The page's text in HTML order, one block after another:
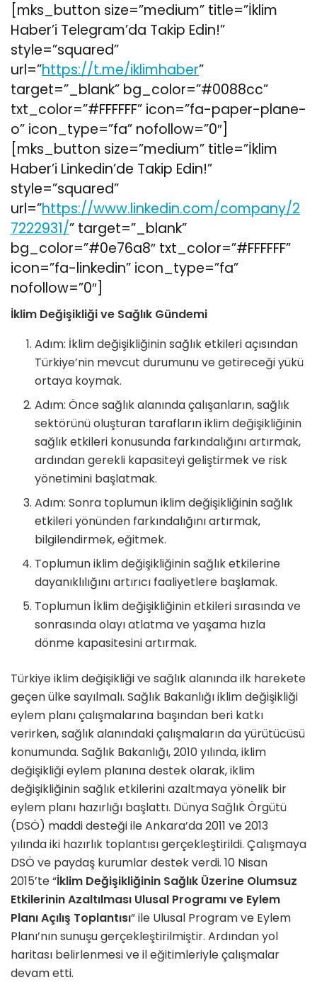
[mks_button size=”medium” title=”İklim
Haber’i Telegram’da Takip Edin!”
style=”squared”
url=”https://t.me/iklimhaber”
target=”_blank” bg_color=”#0088cc”
txt_color=”#FFFFFF” icon=”fa-paper-plane-
o” icon_type=”fa” nofollow=”0″]
[mks_button size=”medium” title=”İklim
Haber’i Linkedin’de Takip Edin!”
style=”squared”
url=”https://www.linkedin.com/company/2
7222931/” target=”_blank”
bg_color=”#0e76a8″ txt_color=”#FFFFFF”
icon=”fa-linkedin” icon_type=”fa”
nofollow=”0″]
İklim Değişikliği ve Sağlık Gündemi
Adım: İklim değişikliğinin sağlık etkileri açısından
Türkiye’nin mevcut durumunu ve getireceği yükü
ortaya koymak.
Adım: Önce sağlık alanında çalışanların, sağlık
sektörünü oluşturan tarafların iklim değişikliğinin
sağlık etkileri konusunda farkındalığını artırmak,
ardından gerekli kapasiteyi geliştirmek ve risk
yönetimini başlatmak.
Adım: Sonra toplumun iklim değişikliğinin sağlık
etkileri yönünden farkındalığını artırmak,
bilgilendirmek, eğitmek.
Toplumun iklim değişikliğinin sağlık etkilerine
dayanıklılığını artırıcı faaliyetlere başlamak.
Toplumun İklim değişikliğinin etkileri sırasında ve
sonrasında olayı atlatma ve yaşama hızla
dönme kapasitesini artırmak.
Türkiye iklim değişikliği ve sağlık alanında ilk harekete
geçen ülke sayılmalı. Sağlık Bakanlığı iklim değişikliği
eylem planı çalışmalarına başından beri katkı
verirken, sağlık alanındaki çalışmaların da yürütücüsü
konumunda. Sağlık Bakanlığı, 2010 yılında, iklim
değişikliği eylem planına destek olarak, iklim
değişikliğinin sağlık etkilerini azaltmaya yönelik bir
eylem planı hazırlığı başlattı. Dünya Sağlık Örgütü
(DSÖ) maddi desteği ile Ankara’da 2011 ve 2013
yılında iki hazırlık toplantısı gerçekleştirildi. Çalışmaya
DSÖ ve paydaş kurumlar destek verdi. 10 Nisan
2015’te “İklim Değişikliğinin Sağlık Üzerine Olumsuz
Etkilerinin Azaltılması Ulusal Programı ve Eylem
Planı Açılış Toplantısı” ile Ulusal Program ve Eylem
Planı’nın sunuşu gerçekleştirilmiştir. Ardından yol
haritası belirlenmesi ve il eğitimleriyle çalışmalar
devam etti.